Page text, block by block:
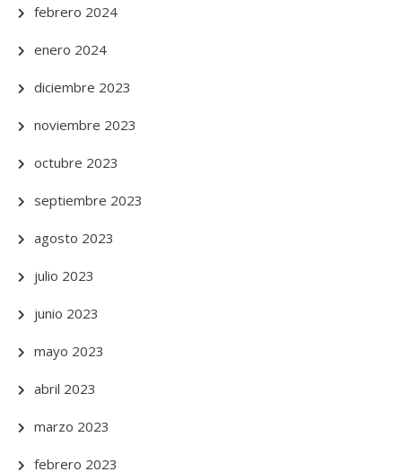
febrero 2024
enero 2024
diciembre 2023
noviembre 2023
octubre 2023
septiembre 2023
agosto 2023
julio 2023
junio 2023
mayo 2023
abril 2023
marzo 2023
febrero 2023